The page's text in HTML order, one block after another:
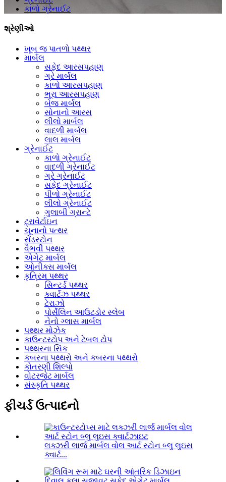
કાળો ગ્રેનાઈટ
શ્રેણીઓ
ખૂબ જ પાતળો પથ્થર
માર્બલ
સફેદ આરસપહાણ
ગ્રે માર્બલ
કાળો આરસપહાણ
ભૂરા આરસપહાણ
બેજ માર્બલ
સોનાનો આરસ
લીલો માર્બલ
વાદળી માર્બલ
લાલ માર્બલ
ગ્રેનાઈટ
કાળો ગ્રેનાઈટ
વાદળી ગ્રેનાઈટ
ગ્રે ગ્રેનાઈટ
સફેદ ગ્રેનાઈટ
પીળો ગ્રેનાઈટ
લીલો ગ્રેનાઈટ
ગુલાબી ગ્રાન્ટે
ટ્રાવેર્ટાઇન
ચૂનાનો પત્થર
સેંડસ્ટોન
વૈભવી પથ્થર
એગેટ માર્બલ
ઓનીક્સ માર્બલ
કૃત્રિમ પથ્થર
સિન્ટર્ડ પથ્થર
ક્વાર્ટઝ પથ્થર
ટેરાઝો
પોર્સેલિન આઉટડોર સ્લેબ
નેનો ગ્લાસ માર્બલ
પથ્થર મોઝેક
કાઉન્ટરટોપ અને ટેબલ ટોપ
પથ્થરના સિંક
કબરના પથ્થરો અને કબરના પથ્થરો
કોતરણી શિલ્પો
વોટરજેટ માર્બલ
સંસ્કૃતિ પથ્થર
ફીચર્ડ ઉત્પાદનો
લક્ઝરી લાર્જ માર્બલ વોલ આર્ટ સ્ટોન બ્લુ લુઇસ
ક્વાર્ટ...